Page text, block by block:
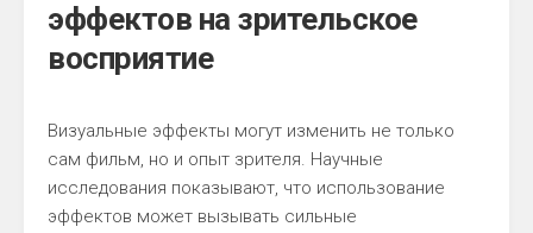
эффектов на зрительское
восприятие
Визуальные эффекты могут изменить не только
сам фильм, но и опыт зрителя. Научные
исследования показывают, что использование
эффектов может вызывать сильные